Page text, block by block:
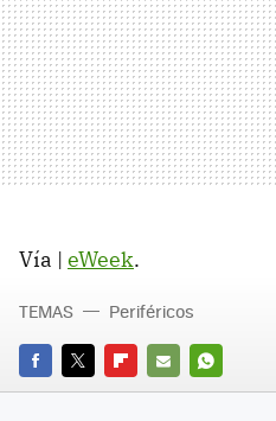
Vía | eWeek.
FACEBOOK
TWITTERFLIPBOARD
E-
WHATSAPP
TEMAS Periféricos